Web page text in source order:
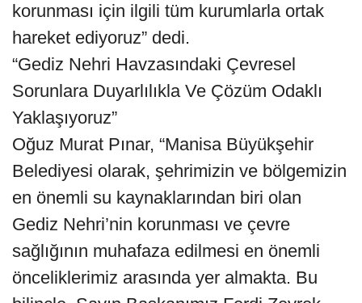
korunması için ilgili tüm kurumlarla ortak
hareket ediyoruz” dedi.
“Gediz Nehri Havzasındaki Çevresel
Sorunlara Duyarlılıkla Ve Çözüm Odaklı
Yaklaşıyoruz”
Oğuz Murat Pınar, “Manisa Büyükşehir
Belediyesi olarak, şehrimizin ve bölgemizin
en önemli su kaynaklarından biri olan
Gediz Nehri’nin korunması ve çevre
sağlığının muhafaza edilmesi en önemli
önceliklerimiz arasında yer almakta. Bu